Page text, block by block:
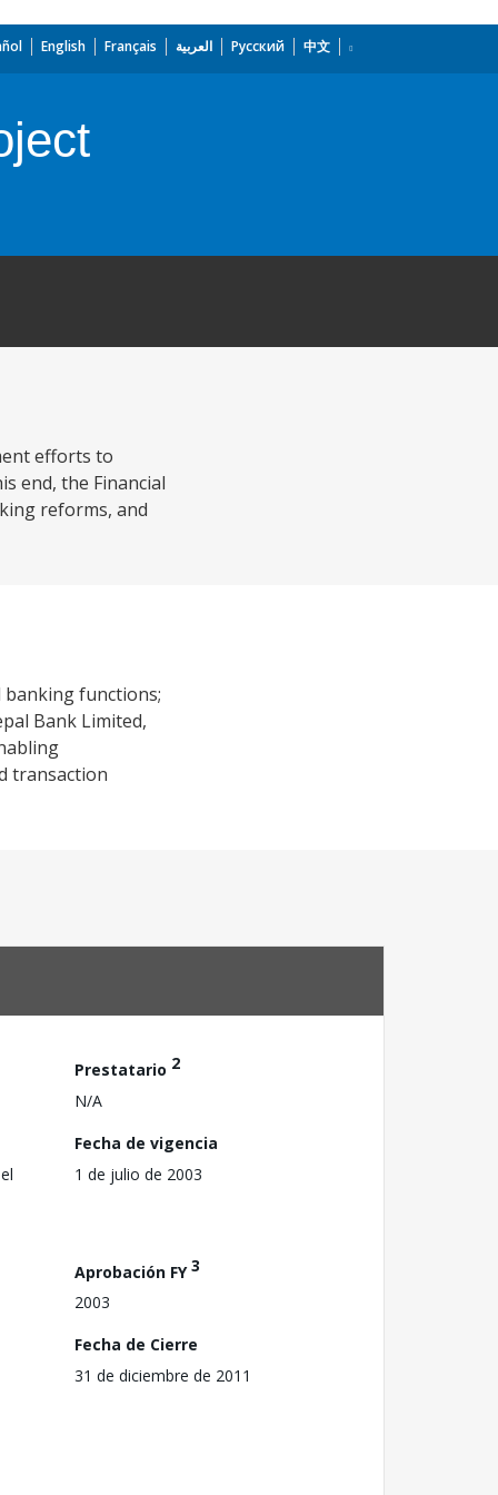
English Français العربية Русский 中文
efforts to
end, the Financial
reforms, and
banking functions;
Bank Limited,
transaction
Prestatario 2
N/A
Fecha de vigencia
1 de julio de 2003
Aprobación FY3
2003
Fecha de Cierre
31 de diciembre de 2011